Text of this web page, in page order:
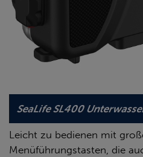
SeaLife SL400
Leicht zu bedienen mit
Menüführungstasten, die